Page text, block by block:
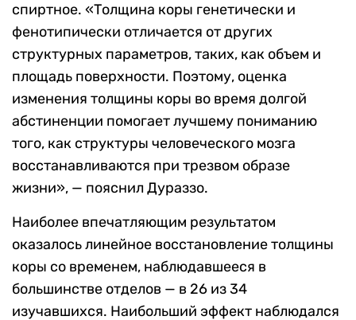
спиртное. «Толщина коры генетически и
фенотипически отличается от других
структурных параметров, таких, как объем и
площадь поверхности. Поэтому, оценка
изменения толщины коры во время долгой
абстиненции помогает лучшему пониманию
того, как структуры человеческого мозга
восстанавливаются при трезвом образе
жизни», — пояснил Дураззо.
Наиболее впечатляющим результатом
оказалось линейное восстановление толщины
коры со временем, наблюдавшееся в
большинстве отделов — в 26 из 34
изучавшихся. Наибольший эффект наблюдался